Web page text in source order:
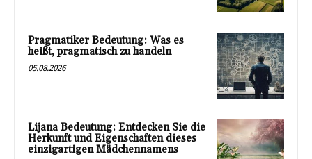
Pragmatiker Bedeutung: Was es
heißt, pragmatisch zu handeln
05.08.2026
Lijana Bedeutung: Entdecken Sie die
Herkunft und Eigenschaften dieses
einzigartigen Mädchennamens